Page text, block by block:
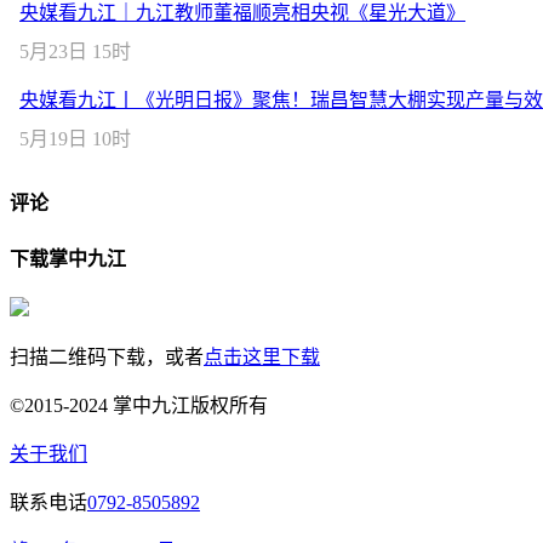
央媒看九江｜九江教师董福顺亮相央视《星光大道》
5月23日 15时
央媒看九江丨《光明日报》聚焦！瑞昌智慧大棚实现产量与
5月19日 10时
评论
下载掌中九江
扫描二维码下载，或者点击这里下载
©2015-2024 掌中九江版权所有
关于我们
联系电话0792-8505892